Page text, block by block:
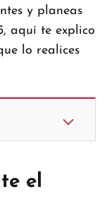
y planeas
aquí te explico
lo realices
el